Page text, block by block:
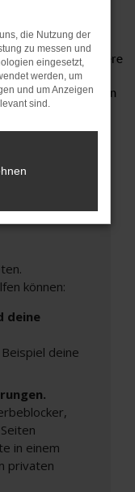
wir in
Kodiaq
im Vorfeld
bei Bedarf kleinere
wir sicher,
erhalten. Freuen
vom
unseres
können:
deine
deine
in einem
privaten
die Nutzung der
zu messen und
eingesetzt,
werden, um
und um Anzeigen
sind.